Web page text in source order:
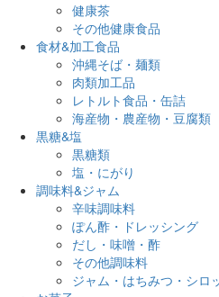
健康茶
その他健康食品
食材&加工食品
沖縄そば・麺類
肉類加工品
レトルト食品・缶詰
海産物・農産物・豆腐類
黒糖&塩
黒糖類
塩・にがり
調味料&ジャム
辛味調味料
ぽん酢・ドレッシング
だし・味噌・酢
その他調味料
ジャム・はちみつ・シロ